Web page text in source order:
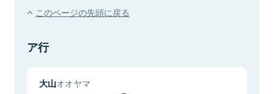
このページの先頭に戻る
ア行
大山オオヤマ